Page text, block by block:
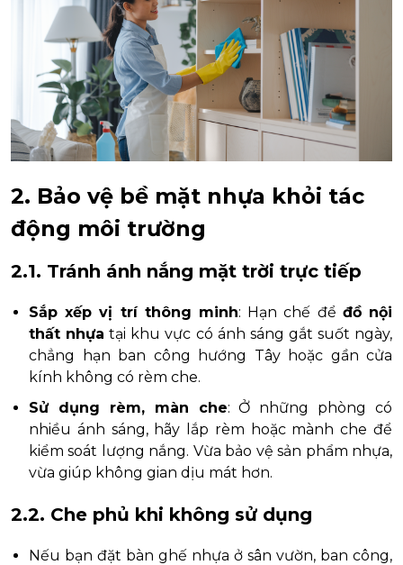
2. Bảo vệ bề mặt nhựa khỏi tác
động môi trường
2.1. Tránh ánh nắng mặt trời trực tiếp
Sắp xếp vị trí thông minh: Hạn chế để đồ nội
thất nhựa tại khu vực có ánh sáng gắt suốt ngày,
chẳng hạn ban công hướng Tây hoặc gần cửa
kính không có rèm che.
Sử dụng rèm, màn che: Ở những phòng có
nhiều ánh sáng, hãy lắp rèm hoặc mành che để
kiểm soát lượng nắng. Vừa bảo vệ sản phẩm nhựa,
vừa giúp không gian dịu mát hơn.
2.2. Che phủ khi không sử dụng
Nếu bạn đặt bàn ghế nhựa ở sân vườn, ban công,